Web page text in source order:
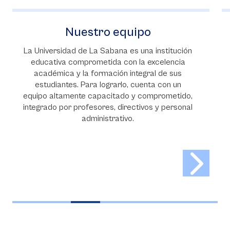
Nuestro equipo
La Universidad de La Sabana es una institución
educativa comprometida con la excelencia
académica y la formación integral de sus
estudiantes. Para lograrlo, cuenta con un
equipo altamente capacitado y comprometido,
integrado por profesores, directivos y personal
administrativo.